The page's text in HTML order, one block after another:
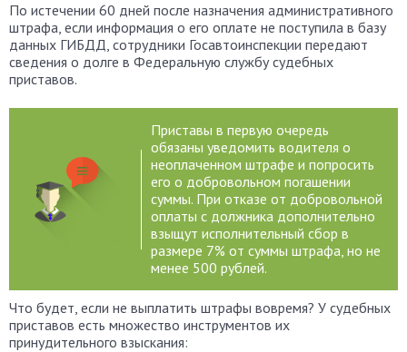
По истечении 60 дней после назначения административного
штрафа, если информация о его оплате не поступила в базу
данных ГИБДД, сотрудники Госавтоинспекции передают
сведения о долге в Федеральную службу судебных
приставов.
Приставы в первую очередь
обязаны уведомить водителя о
неоплаченном штрафе и попросить
его о добровольном погашении
суммы. При отказе от добровольной
оплаты с должника дополнительно
взыщут исполнительный сбор в
размере 7% от суммы штрафа, но не
менее 500 рублей.
Что будет, если не выплатить штрафы вовремя? У судебных
приставов есть множество инструментов их
принудительного взыскания: